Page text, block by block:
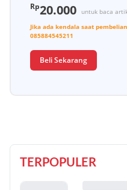
Rp20.000
untuk baca
Jika ada kendala saat
085884545211
Beli Sekarang
TERPOPULER